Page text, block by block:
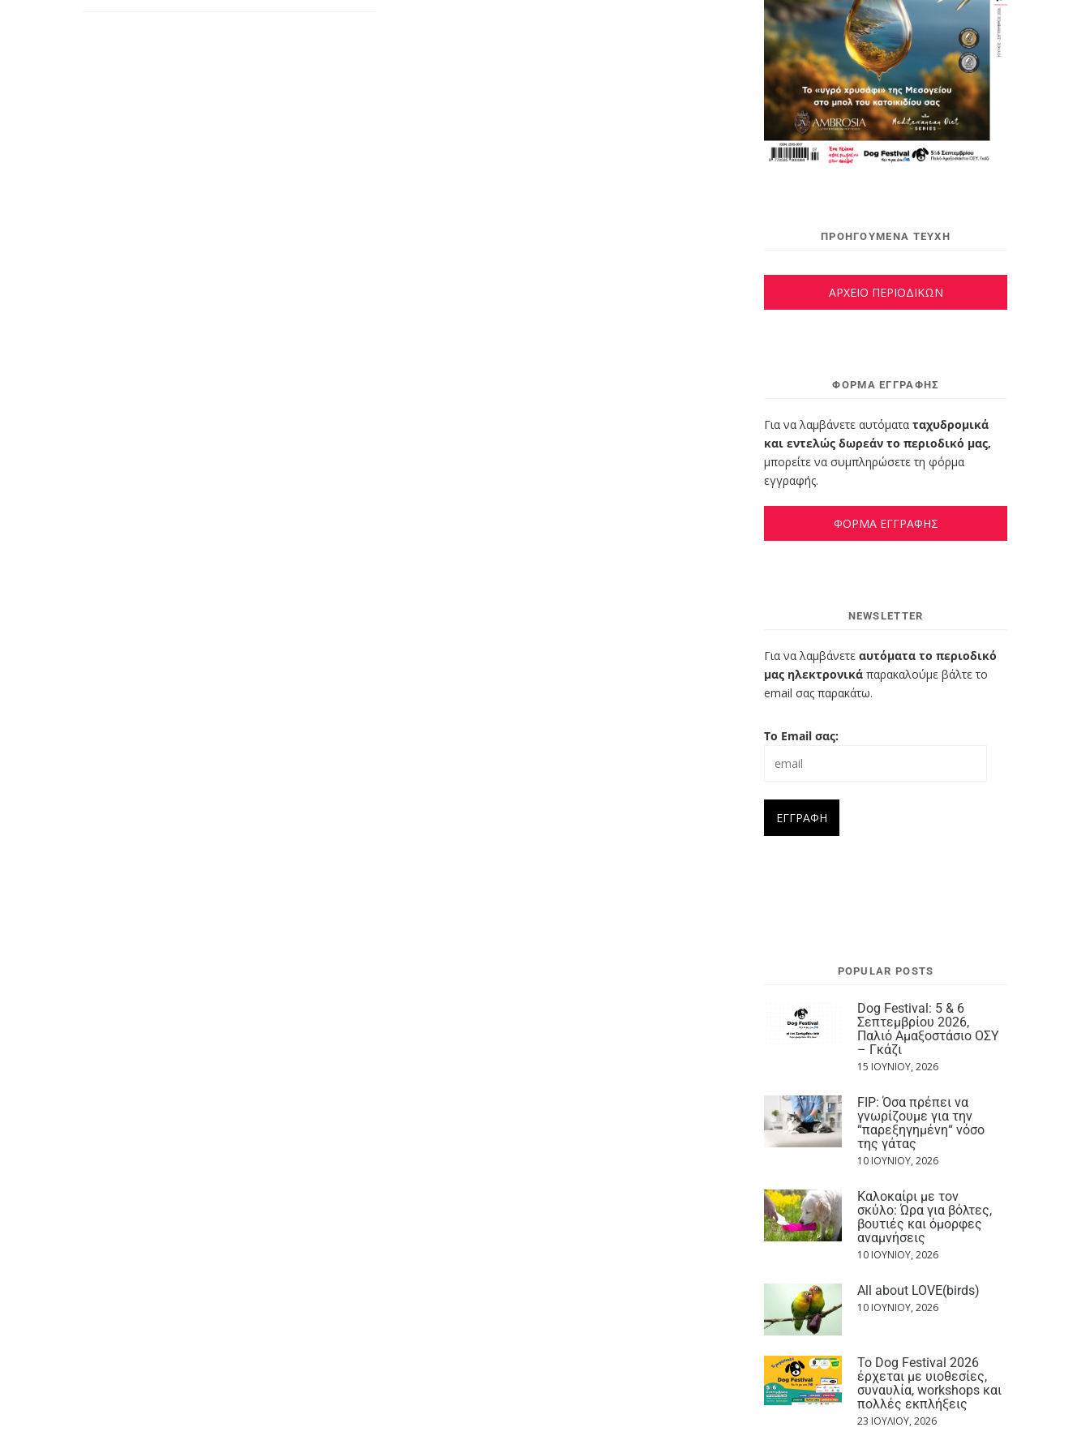
ΠΡΟΗΓΟΥΜΕΝΑ ΤΕΥΧΗ
ΑΡΧΕΙΟ ΠΕΡΙΟΔΙΚΩΝ
ΦΌΡΜΑ ΕΓΓΡΑΦΉΣ
Για να λαμβάνετε αυτόματα ταχυδρομικά
και εντελώς δωρεάν το περιοδικό μας,
μπορείτε να συμπληρώσετε τη φόρμα
εγγραφής.
ΦΟΡΜΑ ΕΓΓΡΑΦΗΣ
NEWSLETTER
Για να λαμβάνετε αυτόματα το περιοδικό
μας ηλεκτρονικά παρακαλούμε βάλτε το
email σας παρακάτω.
Το Email σας:
POPULAR POSTS
Dog Festival: 5 & 6
Σεπτεμβρίου 2026,
Παλιό Αμαξοστάσιο ΟΣΥ
– Γκάζι
15 ΙΟΥΝΊΟΥ, 2026
FIP: Όσα πρέπει να
γνωρίζουμε για την
“παρεξηγημένη“ νόσο
της γάτας
10 ΙΟΥΝΊΟΥ, 2026
Καλοκαίρι με τον
σκύλο: Ώρα για βόλτες,
βουτιές και όμορφες
αναμνήσεις
10 ΙΟΥΝΊΟΥ, 2026
All about LOVE(birds)
10 ΙΟΥΝΊΟΥ, 2026
Το Dog Festival 2026
έρχεται με υιοθεσίες,
συναυλία, workshops και
πολλές εκπλήξεις
23 ΙΟΥΛΊΟΥ, 2026